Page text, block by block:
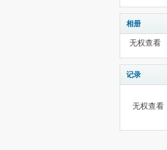
相册
无权查看
记录
无权查看